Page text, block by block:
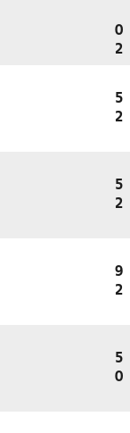
0
2
5
2
5
2
9
2
5
0